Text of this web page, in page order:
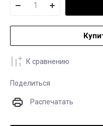
К сравнению
Поделиться
Распечатать